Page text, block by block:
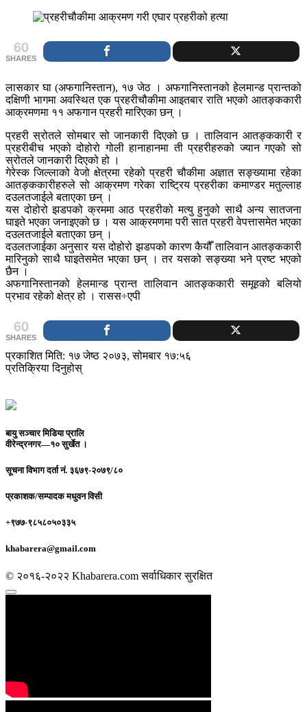
60
SHARES
लासकार घा (अफगानिस्तान), १७ जेठ । अफगानिस्तानको हेलमान्ड प्रान्तको
दक्षिणी भागमा अवस्थित एक प्रहरीचौकीमा आइतबार राति भएको आतङ्ककारी
आक्रमणमा ११ अफगान प्रहरी मारिएका छन् ।
प्रहरी स्रोतले सोमबार सो जानकारी दिएको छ । तालिवान आतङ्ककारी र
प्रहरीबीच भएको दोहोरो गोली हानाहानमा ती प्रहरीहरुको ज्यान गएको सो
स्रोतले जानकारी दिएको हो ।
गेरेस्क जिल्लाको वेजो क्षेत्रमा रहेको प्रहरी चौकीमा अज्ञात सङ्ख्यामा रहेका
आतङ्ककारीहरुले सो आक्रमण गरेका राष्ट्रिय प्रहरीका कमाण्डर मतुल्लाह
दउलतजाईले बताएका छन् ।
यस दोहोरो झडपको क्रममा आठ प्रहरीको मत्यु हुनुको साथै अन्य सातजना
घाइते भएका जनाइएको छ । यस आक्रमणमा परी सात प्रहरी वेपत्तासमेत भएका
दउलतजाईले बताएका छन् ।
दउलतजाईका अनुसार यस दोहोरो झडपको कारण कैयौँ तालिवान आतङ्ककारी
मारिनुको साथै घाइतेसमेत भएका छन् । तर यसको सङ्ख्या भने प्रष्ट भएको
छैन ।
अफगानिस्तानको हेलमान्ड प्रान्त तालिवान आतङ्ककारी समूहको बलियो
प्रभाव रहेको क्षेत्र हो । रासस÷एपी
60
SHARES
प्रकाशित मिति: १७ जेष्ठ २०७३, सोमबार १७:५६
प्रतिक्रिया दिनुहोस्
बायु सञ्चार मिडिया प्रालि
वीरेन्द्रनगर—१० सुर्खेत ।
सूचना विभाग दर्ता नं. ३६७९-२०७९/८०
प्रकाशक/सम्पादकमधुवन विसी
+९७७-९८५८०५०३३५
khabarera@gmail.com
© २०१६-२०२२ Khabarera.com सर्वाधिकार सुरक्षित